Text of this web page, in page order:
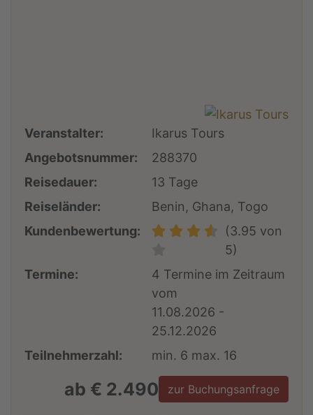
Veranstalter:
Ikarus Tours
Angebotsnummer:
288370
Reisedauer:
13 Tage
Reiseländer:
Benin, Ghana, Togo
Kundenbewertung:
(3.95 von
5)
Termine:
4 Termine im Zeitraum
vom
11.08.2026 -
25.12.2026
Teilnehmerzahl:
min. 6 max. 16
ab € 2.490 zur Buchungsanfrage